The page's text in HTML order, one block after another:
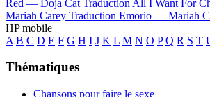
Red — Doja Cat Traduction All I Want For
Mariah Carey Traduction Emorio — Mariah
HP mobile
A B C D E F G H I J K L M N O P Q R S T
Thématiques
Chansons pour faire le sexe